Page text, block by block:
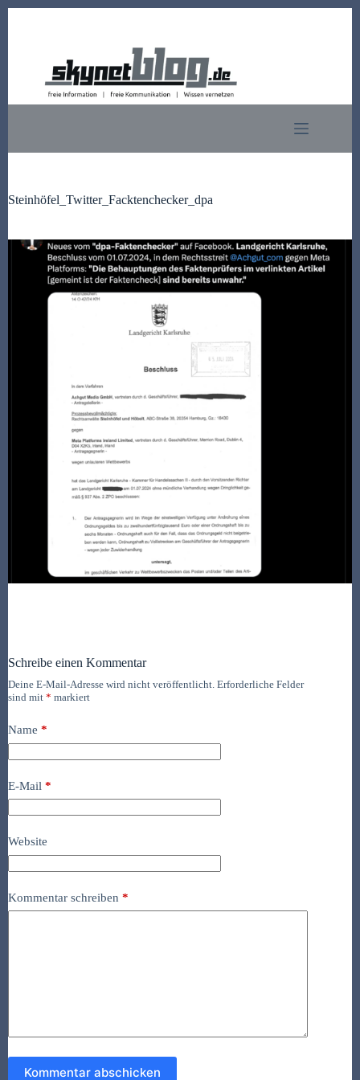
Steinhöfel_Twitter_Facktenchecker_dpa
Schreibe einen Kommentar
Deine E-Mail-Adresse wird nicht veröffentlicht. Erforderliche Felder
sind mit * markiert
Name *
E-Mail *
Website
Kommentar schreiben *
Kommentar abschicken